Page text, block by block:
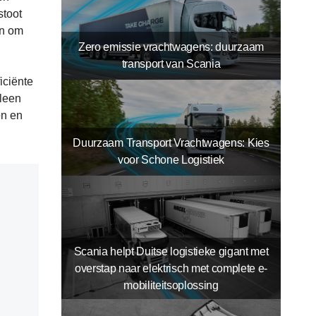
om
en
Zero emissie vrachtwagens: duurzaam
transport van Scania
Duurzaam Transport Vrachtwagens: Kies
voor Schone Logistiek
Scania helpt Duitse logistieke gigant met
overstap naar elektrisch met complete e-
mobiliteitsoplossing